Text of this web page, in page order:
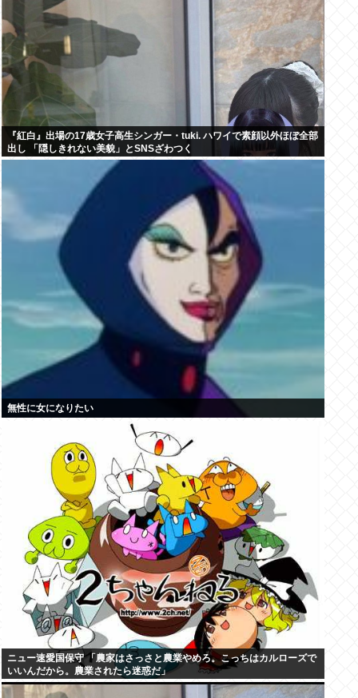
『紅白』出場の17歳女子高生シンガー・tuki. ハワイで素顔以外ほぼ全部
出し 「隠しきれない美貌」とSNSざわつく
無性に女になりたい
ニュー速愛国保守 「農家はさっさと農業やめろ。こっちはカルローズで
いいんだから。農業されたら迷惑だ」